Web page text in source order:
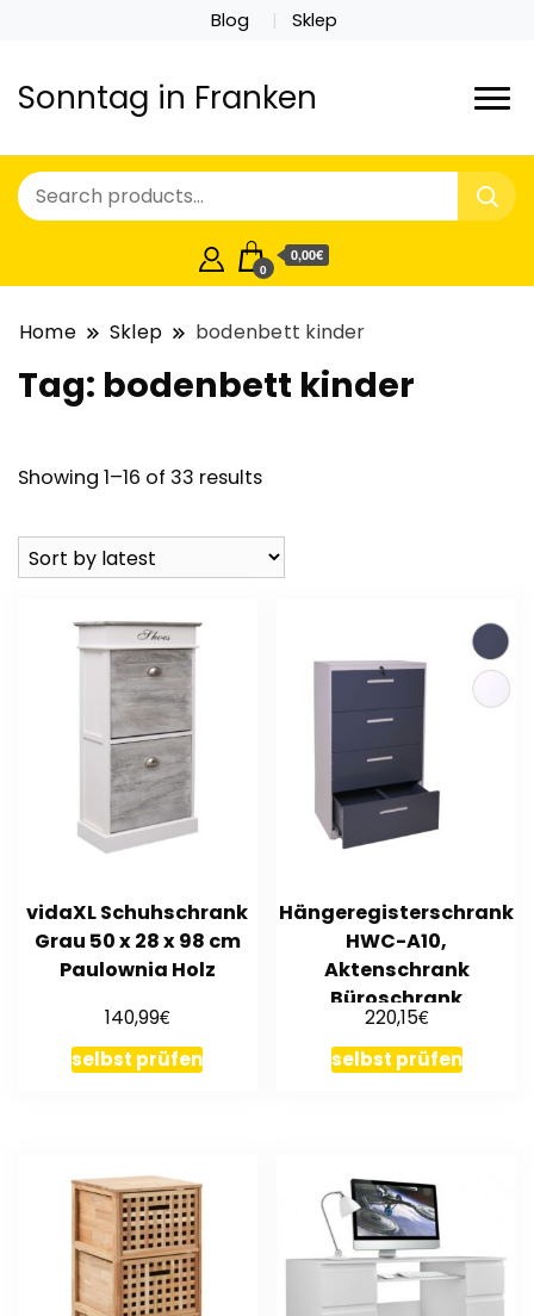
Blog Sklep
Sonntag in Franken
0
0,00€
Home Sklep bodenbett kinder
Tag: bodenbett kinder
Showing 1–16 of 33 results
vidaXL Schuhschrank
Grau 50 x 28 x 98 cm
Paulownia Holz
140,99€
selbst prüfen
Hängeregisterschrank
HWC-A10,
Aktenschrank
Büroschrank
Stahlschrank, A4
abschließbar
220,15€
selbst prüfen